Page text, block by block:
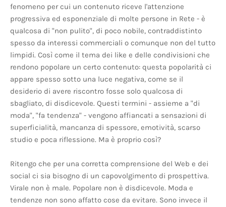
fenomeno per cui un contenuto riceve l'attenzione
progressiva ed esponenziale di molte persone in Rete - è
qualcosa di "non pulito", di poco nobile, contraddistinto
spesso da interessi commerciali o comunque non del tutto
limpidi. Così come il tema dei like e delle condivisioni che
rendono popolare un certo contenuto: questa popolarità ci
appare spesso sotto una luce negativa, come se il
desiderio di avere riscontro fosse solo qualcosa di
sbagliato, di disdicevole. Questi termini - assieme a "di
moda", "fa tendenza" - vengono affiancati a sensazioni di
superficialità, mancanza di spessore, emotività, scarso
studio e poca riflessione. Ma è proprio così?
Ritengo che per una corretta comprensione del Web e dei
social ci sia bisogno di un capovolgimento di prospettiva.
Virale non è male. Popolare non è disdicevole. Moda e
tendenze non sono affatto cose da evitare. Sono invece il